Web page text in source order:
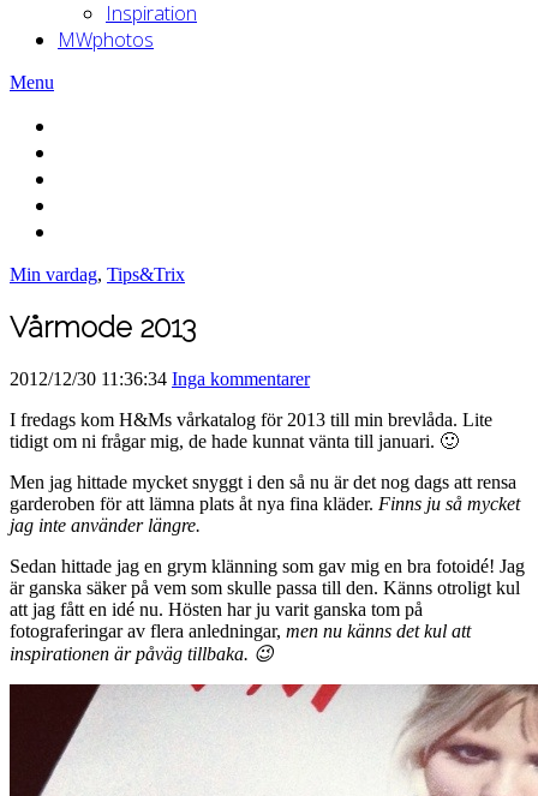
Inspiration
MWphotos
Menu
Min vardag, Tips&Trix
Vårmode 2013
2012/12/30 11:36:34 Inga kommentarer
I fredags kom H&Ms vårkatalog för 2013 till min brevlåda. Lite
tidigt om ni frågar mig, de hade kunnat vänta till januari. 🙂
Men jag hittade mycket snyggt i den så nu är det nog dags att rensa
garderoben för att lämna plats åt nya fina kläder. Finns ju så mycket
jag inte använder längre.
Sedan hittade jag en grym klänning som gav mig en bra fotoidé! Jag
är ganska säker på vem som skulle passa till den. Känns otroligt kul
att jag fått en idé nu. Hösten har ju varit ganska tom på
fotograferingar av flera anledningar, men nu känns det kul att
inspirationen är påväg tillbaka. 😉